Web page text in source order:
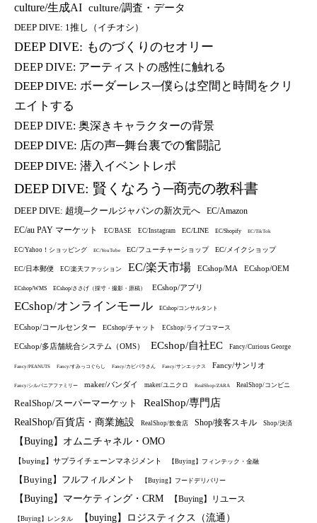
culture/生成AI culture/調査・データ
DEEP DIVE: 1推し（イチオシ）
DEEP DIVE: ものづくりのセオリー
DEEP DIVE: アーティストの感性に触れる
DEEP DIVE: ボーダーレス─僕らは空間と時間をクリ
エイトする
DEEP DIVE: 奥深きキャラクターの背景
DEEP DIVE: 店の声─舞台裏での奮闘記
DEEP DIVE: 潜入イベントレポ
DEEP DIVE: 賢くなろう─商売の教科書
DEEP DIVE: 超境─クールジャパンの新次元へ EC/Amazon
EC/au PAY マーケット EC/BASE EC/Instagram EC/LINE EC/Shopify EC/TikTok
EC/Yahoo！ショッピング EC/YouTube EC/フューチャーショップ EC/メイクショップ
EC/日本郵便 EC/楽天ファッション EC/楽天市場 ECshop/MA ECshop/OEM
ECshop/WMS ECshop/ささげ（採寸・撮影・原稿） ECshop/アプリ
ECshop/オンラインモール ECshop/コンサルタント
ECshop/コールセンター ECshop/チャット ECshop/ライブコマース
ECshop/多店舗統合システム（OMS） ECshop/自社EC Fancy/Curious George
Fancy/PEANUTS Fancy/すみっコぐらし Fancy/カピバラさん Fancy/サンエックス Fancy/サンリオ
Fancy/シルバニアファミリー maker/バンダイ maker/ユニクロ RealShop/ZARA RealShop/コンビニ
RealShop/スーパーマーケット RealShop/専門店
RealShop/百貨店・商業施設 RealShop/飲食店 Shop/接客スキル Shop/決済
【Buying】オムニチャネル・OMO
【buying】サプライチェーンマネジメント 【Buying】フィンテック・金融
【Buying】フルフィルメント 【Buying】フードデリバリー
【Buying】マーケティング・CRM 【Buying】リユース
【Buying】レンタル
【buying】ロジスティクス（流通）